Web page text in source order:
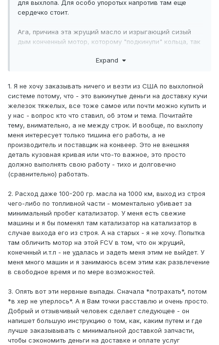
для выхлопа. Для особо упоротых напротив там еще
сердечко стоит.
Ага, причина эта жрущий масло и изрыгающий сизый
дым конченный мотор, которому "подкинули" кольца, так
же любителям Американских Автомобилей как и я
привозить запчасти - так это потому что я добрый и
отзывчивый.
В ваших постах кроме - дайте номера запчастей никакой
инфы больше нет.
Expand
1. Я не хочу заказывать ничего и везти из США по выхлопной
системе потому, что - это выкинутые деньги на доставку кучи
железок тяжелых, все тоже самое или почти можно купить и
у нас - вопрос кто что ставил, об этом и тема. Почитайте
тему, внимательно, а не между строк. И вообще, по выхлопу
меня интересует только тишина его работы, а не
производитель и поставщик на конвеер. Это не внешняя
деталь кузовная кривая или что-то важное, это просто
должно выполнять свою работу - тихо и долговечно
(сравнительно) работать.
2. Расход даже 100-200 гр. масла на 1000 км, выход из строя
чего-либо по топливной части - моментально убивает за
минимальный пробег катализатор. У меня есть свежие
машины и я бы поменял там катализатор на катализатор в
случае выхода его из строя. А на старых - я не хочу. Попытка
там обличить мотор на этой FCV в том, что он жрущий,
конечнный и.т.п - не удалась и задеть меня этим не выйдет. У
меня много машин и я занимаюсь всем этим как развлечение
в свободное время и по мере возможностей.
3. Опять вот эти нервные выпады. Сначала *потрахать*, потом
*в хер не уперлось*. А я Вам точки расставлю и очень просто.
Добрый и отзывчивый человек сделает следующее - он
напишет большую инструкцию о том, как, каким путем и где
лучше заказывывать с минимальной доставкой запчасти,
чтобы сэкономить деньги на доставке и оплате услуг